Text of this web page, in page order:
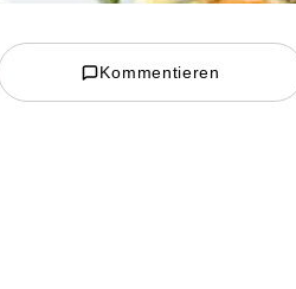
Kommentieren